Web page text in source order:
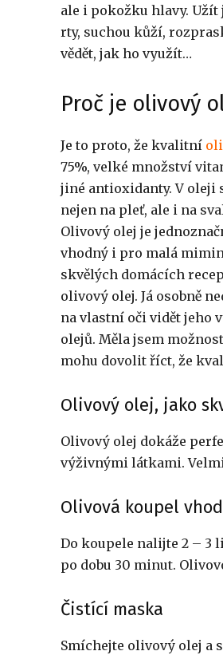
ale i pokožku hlavy.
rty, suchou kůží,
vědět, jak ho využít…
Proč je olivový
Je to proto, že kvalitní
75%, velké množství
jiné antioxidanty. V oleji
nejen na pleť, ale i na
Olivový olej je
vhodný i pro malá
skvělých domácích
olivový olej. Já osobně
na vlastní oči vidět jeho
olejů. Měla jsem
mohu dovolit říct, že
Olivový olej, jako
Olivový olej dokáže
výživnými látkami.
Olivová koupel
Do koupele nalijte 2 – 3
po dobu 30 minut.
Čistící maska
Smíchejte olivový olej a